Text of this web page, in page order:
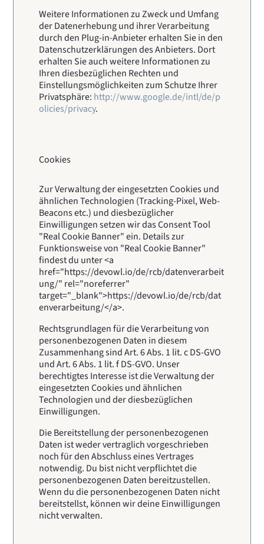
Weitere Informationen zu Zweck und Umfang
der Datenerhebung und ihrer Verarbeitung
durch den Plug-in-Anbieter erhalten Sie in den
Datenschutzerklärungen des Anbieters. Dort
erhalten Sie auch weitere Informationen zu
Ihren diesbezüglichen Rechten und
Einstellungsmöglichkeiten zum Schutze Ihrer
Privatsphäre: http://www.google.de/intl/de/p
olicies/privacy.
Cookies
Zur Verwaltung der eingesetzten Cookies und
ähnlichen Technologien (Tracking-Pixel, Web-
Beacons etc.) und diesbezüglicher
Einwilligungen setzen wir das Consent Tool
"Real Cookie Banner" ein. Details zur
Funktionsweise von "Real Cookie Banner"
findest du unter <a
href="https://devowl.io/de/rcb/datenverarbeit
ung/" rel="noreferrer"
target="_blank">https://devowl.io/de/rcb/dat
enverarbeitung/</a>.
Rechtsgrundlagen für die Verarbeitung von
personenbezogenen Daten in diesem
Zusammenhang sind Art. 6 Abs. 1 lit. c DS-GVO
und Art. 6 Abs. 1 lit. f DS-GVO. Unser
berechtigtes Interesse ist die Verwaltung der
eingesetzten Cookies und ähnlichen
Technologien und der diesbezüglichen
Einwilligungen.
Die Bereitstellung der personenbezogenen
Daten ist weder vertraglich vorgeschrieben
noch für den Abschluss eines Vertrages
notwendig. Du bist nicht verpflichtet die
personenbezogenen Daten bereitzustellen.
Wenn du die personenbezogenen Daten nicht
bereitstellst, können wir deine Einwilligungen
nicht verwalten.